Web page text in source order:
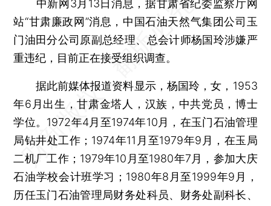
中新网3月13日消息，据甘肃省纪委监察厅网
站“甘肃廉政网”消息，中国石油天然气集团公司玉
门油田分公司原副总经理、总会计师杨国玲涉嫌严
重违纪，目前正在接受组织调查。
据此前媒体报道资料显示，杨国玲，女，1953
年6月出生，甘肃金塔人，汉族，中共党员，博士
学位。1972年4月至1974年10月，在玉门石油管理
局钻井处工作；1974年11月至1979年9月，在玉局
二机厂工作；1979年10月至1980年7月，参加大庆
石油学校会计班学习；1980年8月至1999年9月，
历任玉门石油管理局财务处科员、财务处副科长、